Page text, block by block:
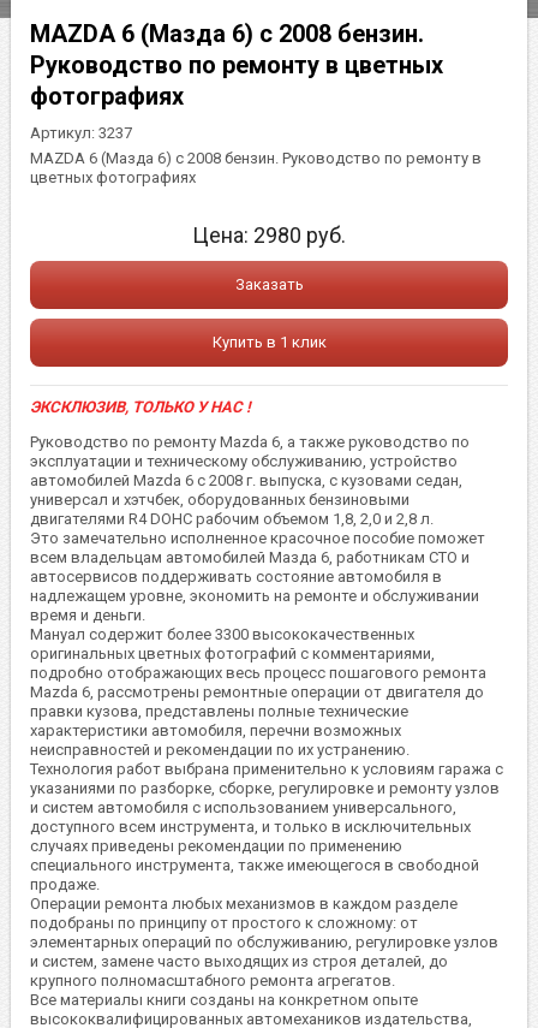
MAZDA 6 (Мазда 6) с 2008 бензин.
Руководство по ремонту в цветных
фотографиях
Артикул:3237
MAZDA 6 (Мазда 6) с 2008 бензин. Руководство по ремонту в
цветных фотографиях
Цена: 2980 руб.
Заказать
Купить в 1 клик
ЭКСКЛЮЗИВ, ТОЛЬКО У НАС !
Руководство по ремонту Mazda 6, а также руководство по
эксплуатации и техническому обслуживанию, устройство
автомобилей Mazda 6 с 2008 г. выпуска, с кузовами седан,
универсал и хэтчбек, оборудованных бензиновыми
двигателями R4 DOHC рабочим объемом 1,8, 2,0 и 2,8 л.
Это замечательно исполненное красочное пособие поможет
всем владельцам автомобилей Мазда 6, работникам СТО и
автосервисов поддерживать состояние автомобиля в
надлежащем уровне, экономить на ремонте и обслуживании
время и деньги.
Мануал содержит более 3300 высококачественных
оригинальных цветных фотографий с комментариями,
подробно отображающих весь процесс пошагового ремонта
Mazda 6, рассмотрены ремонтные операции от двигателя до
правки кузова, представлены полные технические
характеристики автомобиля, перечни возможных
неисправностей и рекомендации по их устранению.
Технология работ выбрана применительно к условиям гаража с
указаниями по разборке, сборке, регулировке и ремонту узлов
и систем автомобиля с использованием универсального,
доступного всем инструмента, и только в исключительных
случаях приведены рекомендации по применению
специального инструмента, также имеющегося в свободной
продаже.
Операции ремонта любых механизмов в каждом разделе
подобраны по принципу от простого к сложному: от
элементарных операций по обслуживанию, регулировке узлов
и систем, замене часто выходящих из строя деталей, до
крупного полномасштабного ремонта агрегатов.
Все материалы книги созданы на конкретном опыте
высококвалифицированных автомехаников издательства,